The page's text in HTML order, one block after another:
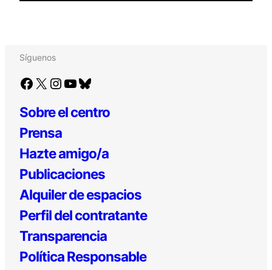
Síguenos
Facebook X Instagram YouTube Bluesky
Sobre el centro
Prensa
Hazte amigo/a
Publicaciones
Alquiler de espacios
Perfil del contratante
Transparencia
Política Responsable